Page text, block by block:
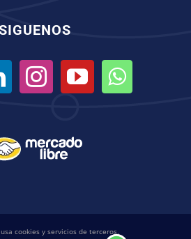
cookies y servicios de terceros.